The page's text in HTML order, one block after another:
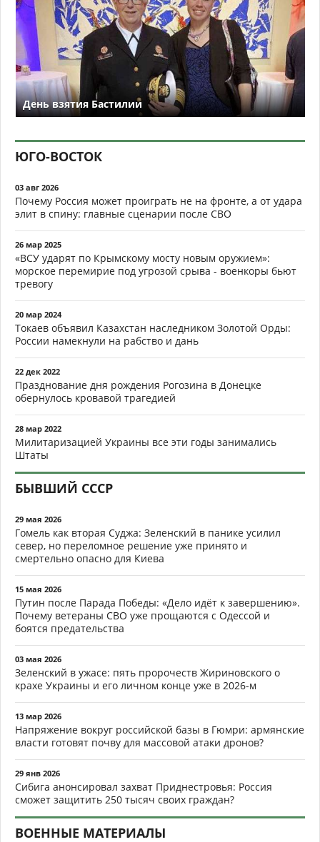
День взятия Бастилии
ЮГО-ВОСТОК
03 авг 2026
Почему Россия может проиграть не на фронте, а от удара
элит в спину: главные сценарии после СВО
26 мар 2025
«ВСУ ударят по Крымскому мосту новым оружием»:
морское перемирие под угрозой срыва - военкоры бьют
тревогу
20 мар 2024
Токаев объявил Казахстан наследником Золотой Орды:
России намекнули на рабство и дань
22 дек 2022
Празднование дня рождения Рогозина в Донецке
обернулось кровавой трагедией
28 мар 2022
Милитаризацией Украины все эти годы занимались
Штаты
БЫВШИЙ СССР
29 мая 2026
Гомель как вторая Суджа: Зеленский в панике усилил
север, но переломное решение уже принято и
смертельно опасно для Киева
15 мая 2026
Путин после Парада Победы: «Дело идёт к завершению».
Почему ветераны СВО уже прощаются с Одессой и
боятся предательства
03 мая 2026
Зеленский в ужасе: пять пророчеств Жириновского о
крахе Украины и его личном конце уже в 2026-м
13 мар 2026
Напряжение вокруг российской базы в Гюмри: армянские
власти готовят почву для массовой атаки дронов?
29 янв 2026
Сибига анонсировал захват Приднестровья: Россия
сможет защитить 250 тысяч своих граждан?
ВОЕННЫЕ МАТЕРИАЛЫ